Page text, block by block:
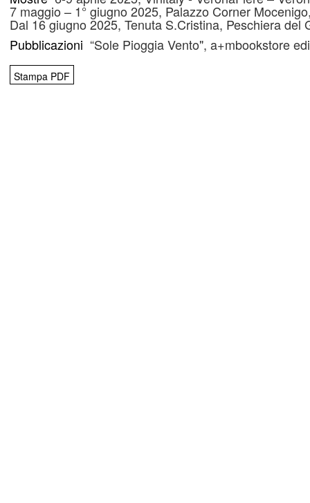
7 maggio – 1° giugno 2025, Palazzo Corner
Dal 16 giugno 2025, Tenuta S.Cristina, Peschiera del
Pubblicazioni “Sole Pioggia Vento", a+mbookstore
Stampa PDF